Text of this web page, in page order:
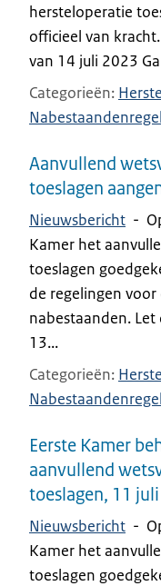
hersteloperatie
officieel van
van 14 juli 2023
Categorieën
Aanvullend
toeslagen
Nieuwsbericht -
Kamer het
toeslagen
de regelingen
nabestaanden.
13...
Categorieën
Eerste Kamer
aanvullend
toeslagen, 11
Nieuwsbericht -
Kamer het
toeslagen